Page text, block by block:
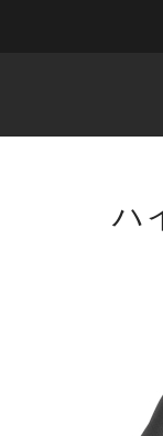
ハ